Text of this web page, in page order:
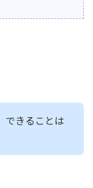
できることは